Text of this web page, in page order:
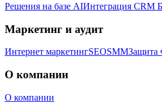
Решения на базе AIИнтеграция CRM
Маркетинг и аудит
Интернет маркетингSEOSMMЗащита
О компании
О компании